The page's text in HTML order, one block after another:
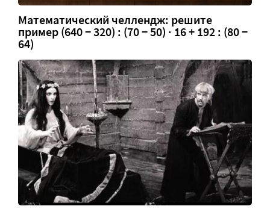
Математический челлендж: решите
пример (640 − 320) : (70 − 50) · 16 + 192 : (80 −
64)